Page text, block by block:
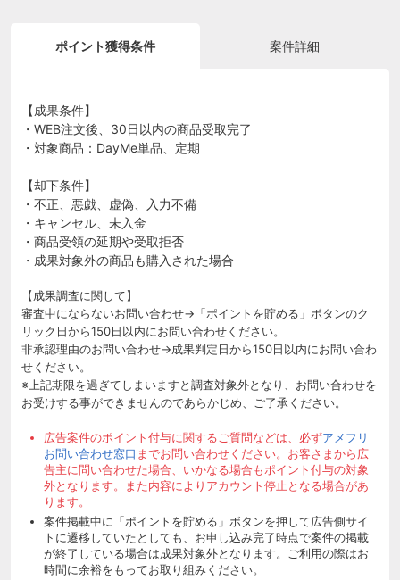
ポイント獲得条件 案件詳細
【成果条件】
・WEB注文後、30日以内の商品受取完了
・対象商品：DayMe単品、定期
【却下条件】
・不正、悪戯、虚偽、入力不備
・キャンセル、未入金
・商品受領の延期や受取拒否
・成果対象外の商品も購入された場合
【成果調査に関して】
審査中にならないお問い合わせ→「ポイントを貯める」ボタンのク
リック日から150日以内にお問い合わせください。
非承認理由のお問い合わせ→成果判定日から150日以内にお問い合わ
せください。
※上記期限を過ぎてしまいますと調査対象外となり、お問い合わせを
お受けする事ができませんのであらかじめ、ご了承ください。
広告案件のポイント付与に関するご質問などは、必ずアメフリ
お問い合わせ窓口 までお問い合わせください。お客さまから広
告主に問い合わせた場合、いかなる場合もポイント付与の対象
外となります。また内容によりアカウント停止となる場合があ
ります。
案件掲載中に「ポイントを貯める」ボタンを押して広告側サイ
トに遷移していたとしても、お申し込み完了時点で案件の掲載
が終了している場合は成果対象外となります。ご利用の際はお
時間に余裕をもってお取り組みください。